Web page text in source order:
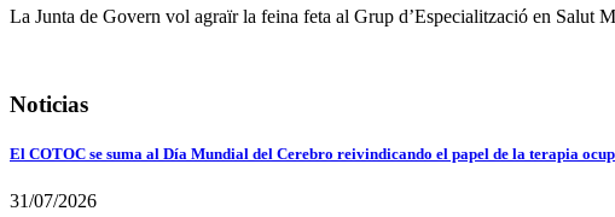
La Junta de Govern vol agraïr la feina feta al Grup d’Especialització en Salut
Noticias
El COTOC se suma al Día Mundial del Cerebro reivindicando el papel de la terapia
31/07/2026